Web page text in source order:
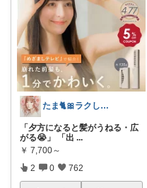
たま🐈🎀ラクして可愛い神コスパ品
「夕方になると髪がうねる・広
がる😭」 「出 ...
￥ 7,700～
2 0 762